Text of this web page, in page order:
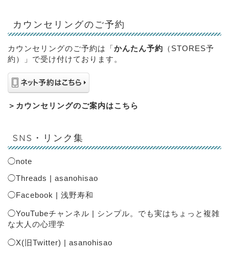
カウンセリングのご予約
カウンセリングのご予約は「かんたん予約 （STORES予
約）」で受け付けております。
＞ カウンセリングのご案内はこちら
SNS・リンク集
◯note
◯Threads | asanohisao
◯Facebook | 浅野寿和
◯YouTubeチャンネル | シンプル。でも実はちょっと複雑
な大人の心理学
◯X(旧Twitter) | asanohisao